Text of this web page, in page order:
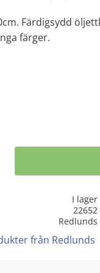
Färdigsydd
färger.
I lager
22652
Redlunds
från Redlunds